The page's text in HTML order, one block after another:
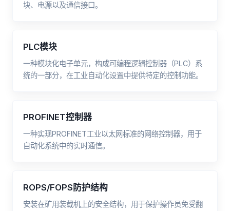
块、电源以及通信接口。
PLC模块
一种模块化电子单元，构成可编程逻辑控制器（PLC）系
统的一部分，在工业自动化设置中提供特定的控制功能。
PROFINET控制器
一种实现PROFINET工业以太网标准的网络控制器，用于
自动化系统中的实时通信。
ROPS/FOPS防护结构
安装在矿用装载机上的安全结构，用于保护操作员免受翻